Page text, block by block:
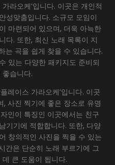
라오케’입니다. 이곳은 개인적
성맞춤입니다. 소규모 모임이
마련되어 있으며, 더욱 아늑한
다. 또한, 최신 노래 목록이 지
는 곡을 쉽게 찾을 수 있습니다.
있는 다양한 패키지도 준비되
습니다.
레이스 가라오케’입니다. 이곳
사진 찍기에 좋은 장소로 유명
인이 특징인 이곳에서는 친구
기기에 적합합니다. 또한, 다양
창의적인 사진을 찍을 수 있는
간은 단순히 노래 부르기에 그
큰 도움이 됩니다.